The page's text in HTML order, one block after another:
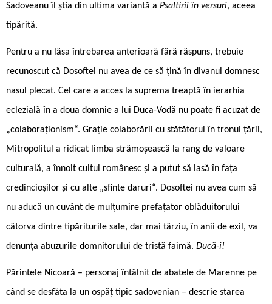
Sadoveanu îl știa din ultima variantă a Psaltirii în versuri, aceea
tipărită.
Pentru a nu lăsa întrebarea anterioară fără răspuns, trebuie
recunoscut că Dosoftei nu avea de ce să țină în divanul domnesc
nasul plecat. Cel care a acces la suprema treaptă în ierarhia
eclezială în a doua domnie a lui Duca-Vodă nu poate fi acuzat de
„colaboraționism“. Grație colaborării cu stătătorul în tronul țării,
Mitropolitul a ridicat limba strămoșească la rang de valoare
culturală, a înnoit cultul românesc și a putut să iasă în fața
credincioșilor și cu alte „sfinte daruri“. Dosoftei nu avea cum să
nu aducă un cuvânt de mulțumire prefațator oblăduitorului
câtorva dintre tipăriturile sale, dar mai târziu, în anii de exil, va
denunța abuzurile domnitorului de tristă faimă. Ducă-i!
Părintele Nicoară – personaj întâlnit de abatele de Marenne pe
când se desfăta la un ospăț tipic sadovenian – descrie starea